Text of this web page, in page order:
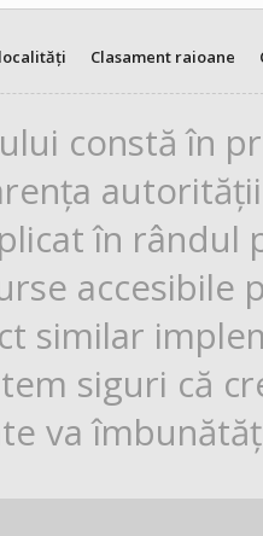
Clasament raioane
constă în
în rândul
similar
siguri că
va